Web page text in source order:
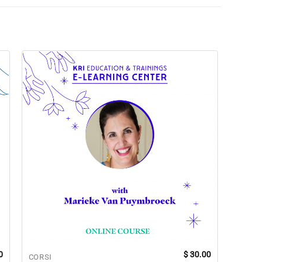
CORSI $30.00